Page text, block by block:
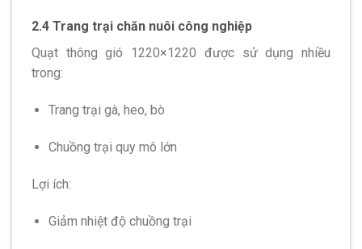
2.4 Trang trại chăn nuôi công nghiệp
Quạt thông gió 1220×1220 được sử dụng nhiều
trong:
Trang trại gà, heo, bò
Chuồng trại quy mô lớn
Lợi ích:
Giảm nhiệt độ chuồng trại